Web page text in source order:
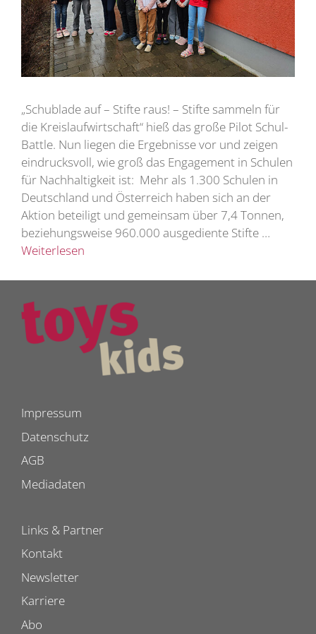
„Schublade auf – Stifte raus! – Stifte sammeln für
die Kreislaufwirtschaft“ hieß das große Pilot Schul-
Battle. Nun liegen die Ergebnisse vor und zeigen
eindrucksvoll, wie groß das Engagement in Schulen
für Nachhaltigkeit ist: Mehr als 1.300 Schulen in
Deutschland und Österreich haben sich an der
Aktion beteiligt und gemeinsam über 7,4 Tonnen,
beziehungsweise 960.000 ausgediente Stifte …
Weiterlesen
Impressum
Datenschutz
AGB
Mediadaten
Links & Partner
Kontakt
Newsletter
Karriere
Abo